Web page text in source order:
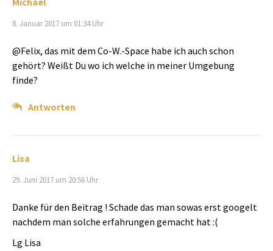
8. Januar 2017 um 01:34 Uhr
@Felix, das mit dem Co-W.-Space habe ich auch schon
gehört? Weißt Du wo ich welche in meiner Umgebung
finde?
Antworten
Lisa
29. Juni 2017 um 20:56 Uhr
Danke für den Beitrag ! Schade das man sowas erst googelt
nachdem man solche erfahrungen gemacht hat :(
Lg Lisa